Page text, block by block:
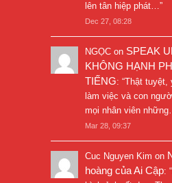
lên tân hiệp phát…”
Dec 27, 08:28
NGỌC on SPEAK
KHÔNG HẠNH
TIẾNG: “Thật tuyệt,
làm việc và con
mọi nhân viên
Mar 28, 09:37
Cuc Nguyen Kim on
hoàng của Ai Cập: “